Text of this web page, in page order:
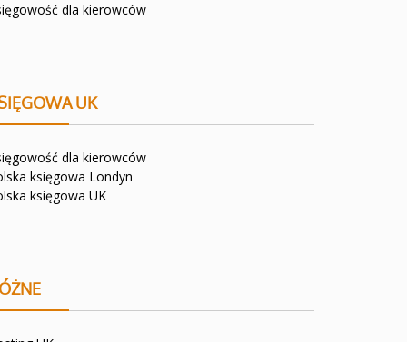
dla kierowców
UK
dla kierowców
księgowa Londyn
księgowa UK